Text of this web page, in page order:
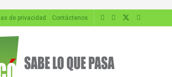
de privacidad Contáctenos